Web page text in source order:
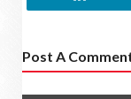
Post A